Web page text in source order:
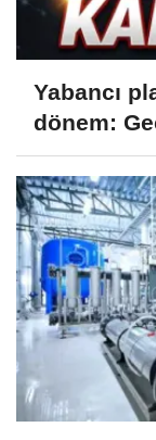
Yabancı
dönem: